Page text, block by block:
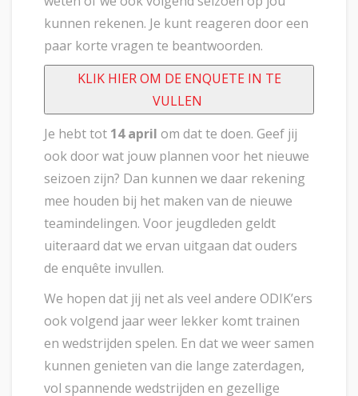
kunnen rekenen. Je kunt reageren door een
paar korte vragen te beantwoorden.
KLIK HIER OM DE ENQUETE IN TE
VULLEN
Je hebt tot 14 april om dat te doen. Geef jij
ook door wat jouw plannen voor het nieuwe
seizoen zijn? Dan kunnen we daar rekening
mee houden bij het maken van de nieuwe
teamindelingen. Voor jeugdleden geldt
uiteraard dat we ervan uitgaan dat ouders
de enquête invullen.
We hopen dat jij net als veel andere ODIK’ers
ook volgend jaar weer lekker komt trainen
en wedstrijden spelen. En dat we weer samen
kunnen genieten van die lange zaterdagen,
vol spannende wedstrijden en gezellige